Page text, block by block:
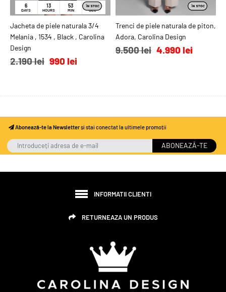
ADAUGĂ ÎN COŞ
6
DAYS
13
HOURS
53
MIN
55
SEC
Jacheta de piele naturala 3/4
Melania , 1534 , Black , Carolina
Design
2.190 lei 990 lei
ADAUGĂ ÎN COŞ
Trenci de piele naturala de piton,
Adora, Carolina Design
9.500 lei 4.990 lei
Abonează-te la Newsletterși stai conectat la ultimele promoții
ABONEAZĂ-TE
INFORMATII CLIENTI
RETURNEAZA UN PRODUS